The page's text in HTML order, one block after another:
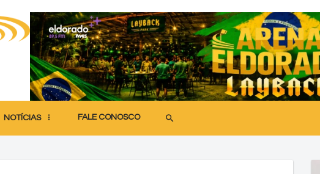
NOTÍCIAS FALE CONOSCO search